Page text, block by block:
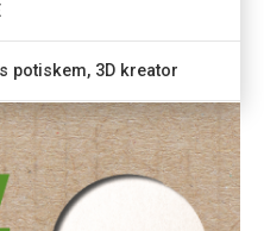
potiskem, 3D kreator